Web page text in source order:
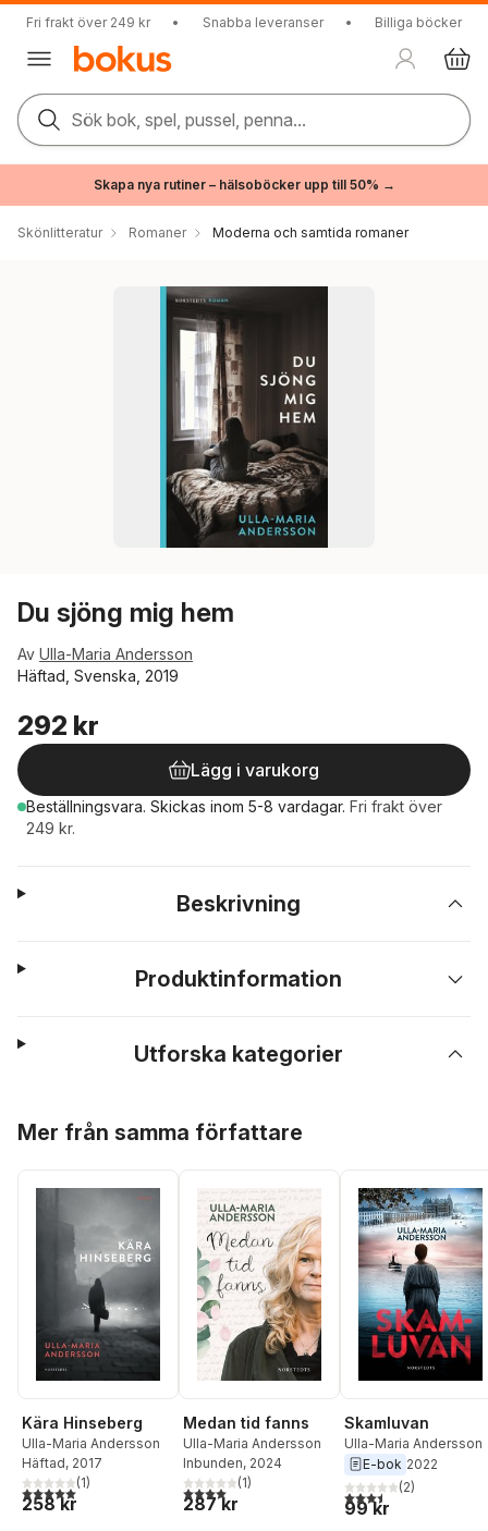
Fri frakt över 249 kr • Snabba leveranser • Billiga böcker
Sök bok, spel, pussel, penna...
Skapa nya rutiner – hälsoböcker upp till 50% →
Skönlitteratur Romaner Moderna och samtida romaner
Du sjöng mig hem
Av Ulla-Maria Andersson
Häftad, Svenska, 2019
292 kr
Lägg i varukorg
Beställningsvara. Skickas inom 5-8 vardagar. Fri frakt över
249 kr.
Beskrivning
Produktinformation
Utforska kategorier
Mer från samma författare
Kära Hinseberg
Ulla-Maria Andersson
Häftad, 2017
5,0utav 5 stjärnor. Totalt antal röster:
(1)
258 kr
Medan tid fanns
Ulla-Maria Andersson
Inbunden, 2024
4,0utav 5 stjärnor. Totalt antal röster:
(1)
287 kr
Skamluvan
Ulla-Maria Andersson
E-bok 2022
3,5utav 5 stjärnor.
(2)
99 kr